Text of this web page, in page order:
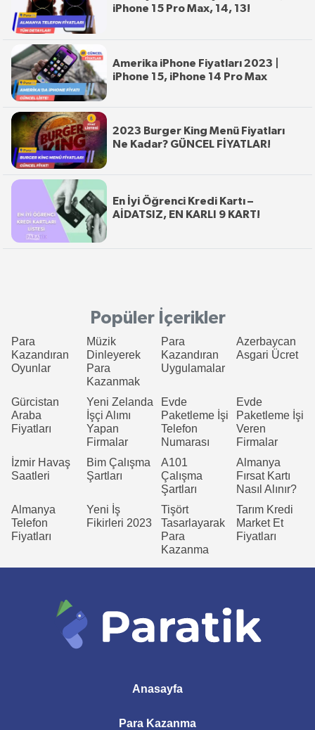
iPhone 15 Pro Max, 14, 13!
Amerika iPhone Fiyatları 2023 |
iPhone 15, iPhone 14 Pro Max
2023 Burger King Menü Fiyatları
Ne Kadar? GÜNCEL FİYATLAR!
En İyi Öğrenci Kredi Kartı –
AİDATSIZ, EN KARLI 9 KART!
Popüler İçerikler
Para
Kazandıran
Oyunlar
Müzik
Dinleyerek
Para
Kazanmak
Para
Kazandıran
Uygulamalar
Azerbaycan
Asgari Ücret
Gürcistan
Araba
Fiyatları
Yeni Zelanda
İşçi Alımı
Yapan
Firmalar
Evde
Paketleme İşi
Telefon
Numarası
Evde
Paketleme İşi
Veren
Firmalar
İzmir Havaş
Saatleri
Bim Çalışma
Şartları
A101
Çalışma
Şartları
Almanya
Fırsat Kartı
Nasıl Alınır?
Almanya
Telefon
Fiyatları
Yeni İş
Fikirleri 2023
Tişört
Tasarlayarak
Para
Kazanma
Tarım Kredi
Market Et
Fiyatları
Anasayfa
Para Kazanma